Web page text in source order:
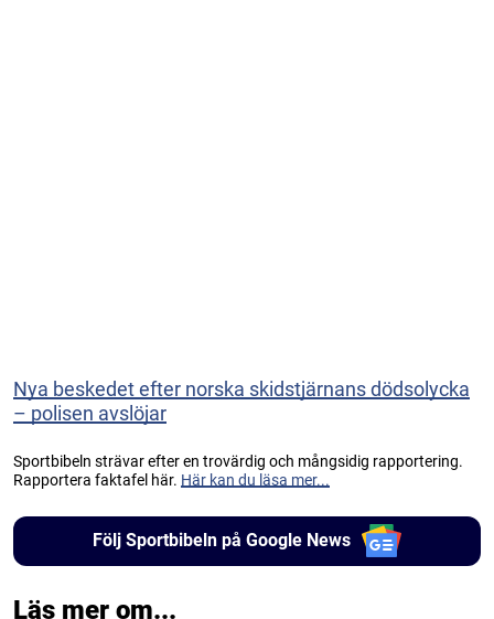
Nya beskedet efter norska skidstjärnans dödsolycka
– polisen avslöjar
Sportbibeln strävar efter en trovärdig och mångsidig rapportering.
Rapportera faktafel här. Här kan du läsa mer...
Följ Sportbibeln på Google News
Läs mer om...